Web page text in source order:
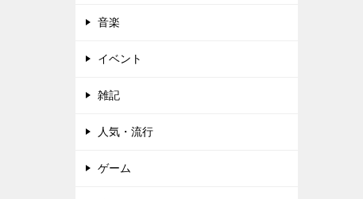
音楽
イベント
雑記
人気・流行
ゲーム